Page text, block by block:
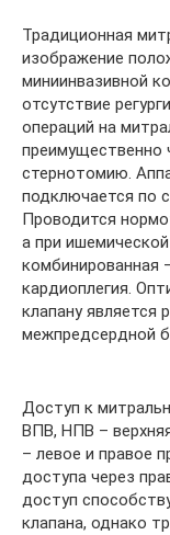
Традиционная
изображение
миниинвазивной
отсутствие
операций на
преимущественно
стернотомию.
подключается по
Проводится
а при
комбинированная
кардиоплегия.
клапану является
межпредсердной
Доступ к
ВПВ, НПВ –
– левое и правое
доступа через
доступ
клапана, однако